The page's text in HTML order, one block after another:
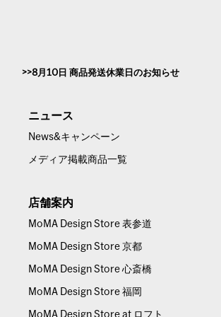
8月10日 商品発送休業日のお知らせ
ニュース
News&キャンペーン
メディア掲載商品一覧
店舗案内
MoMA Design Store 表参道
MoMA Design Store 京都
MoMA Design Store 心斎橋
MoMA Design Store 福岡
MoMA Design Store at ロフト